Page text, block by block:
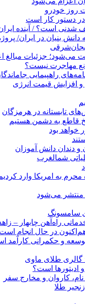
روز خودرو
دستور کار است
در ایران/ پروژه‌های
می‌شود؛ جزئیات مبالغ
مهاجرت نیست؟
راهپیمایی
افزایش قیمت انرژی
قاطع به دشمن هستیم
خواهد بود
دندان دانش آموزان
شمالغرب
منتشر می‌شود
در حال انجام
و حکمرانی کارآمد
گالری طلای ماوی
ادیتورها است؟
طلا